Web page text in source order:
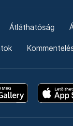
Átláthatóság